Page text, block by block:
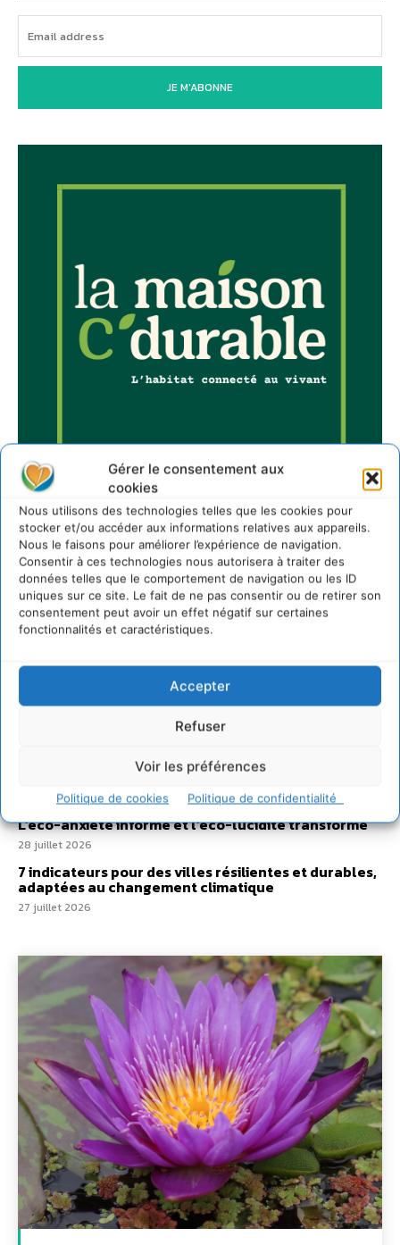
Gérer le consentement aux
cookies
Nous utilisons des technologies telles que les cookies pour
stocker et/ou accéder aux informations relatives aux appareils.
Nous le faisons pour améliorer l’expérience de navigation.
Consentir à ces technologies nous autorisera à traiter des
données telles que le comportement de navigation ou les ID
uniques sur ce site. Le fait de ne pas consentir ou de retirer son
consentement peut avoir un effet négatif sur certaines
fonctionnalités et caractéristiques.
Accepter
Refuser
Voir les préférences
Politique de cookies Politique de confidentialité
JE M'ABONNE
Sur Cdurable
Comment le sol français a perdu sa mémoire
hydrique et déréglé tout le territoire (2020-2026)
Développer notre attention aux espèces vivantes
non humaines avec les communs de Zoepolis
développement des forêts comestibles dans nos
29 juillet 2026
L’éco-anxiété informe et l’éco-lucidité transforme
28 juillet 2026
7 indicateurs pour des villes résilientes et durables,
adaptées au changement climatique
27 juillet 2026